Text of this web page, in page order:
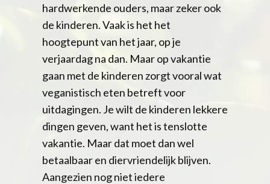
hardwerkende ouders, maar zeker ook
de kinderen. Vaak is het het
hoogtepunt van het jaar, op je
verjaardag na dan. Maar op vakantie
gaan met de kinderen zorgt vooral wat
veganistisch eten betreft voor
uitdagingen. Je wilt de kinderen lekkere
dingen geven, want het is tenslotte
vakantie. Maar dat moet dan wel
betaalbaar en diervriendelijk blijven.
Aangezien nog niet iedere